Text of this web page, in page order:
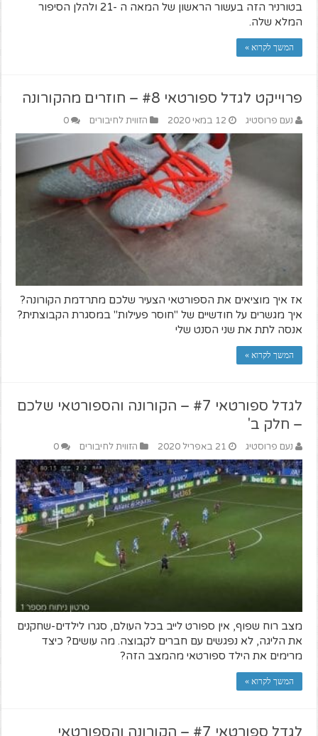
בטורניר הזה בעשור הראשון של המאה ה -21 ולהלן הסיפור
המלא שלה.
המשך לקרוא »
פרוייקט לגדל ספורטאי #8 – חוזרים מהקורונה
נעם פרוסטיג 12 במאי 2020 הזווית לחיבורים 0
אז איך מוציאים את הספורטאי הצעיר שלכם מתרדמת הקורונה?
איך מגשרים על חודשיים של "חוסר פעילות" במסגרת הקבוצתית?
אנסה לתת את שני הסנט שלי
המשך לקרוא »
לגדל ספורטאי #7 – הקורונה והספורטאי שלכם
– חלק ב'
נעם פרוסטיג 21 באפריל 2020 הזווית לחיבורים 0
מצב רוח שפוף, אין ספורט לייב בכל העולם, סגרו לילדים-שחקנים
את הליגה, לא נפגשים עם חברים לקבוצה. מה עושים? כיצד
מרימים את הילד ספורטאי מהמצב הזה?
המשך לקרוא »
לגדל ספורטאי #7 – הקורונה והספורטאי